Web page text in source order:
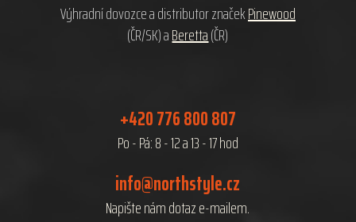
Výhradní dovozce a distributor značekPinewood
(ČR/SK) aBeretta(ČR)
+420 776 800 807
Po - Pá: 8 - 12 a 13 - 17 hod
info@northstyle.cz
Napište nám dotaz e-mailem.